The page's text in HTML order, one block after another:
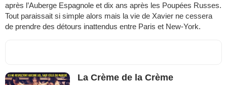
après l’Auberge Espagnole et dix ans après les Poupées Russes.
Tout paraissait si simple alors mais la vie de Xavier ne cessera
de prendre des détours inattendus entre Paris et New-York.
La Crème de la Crème